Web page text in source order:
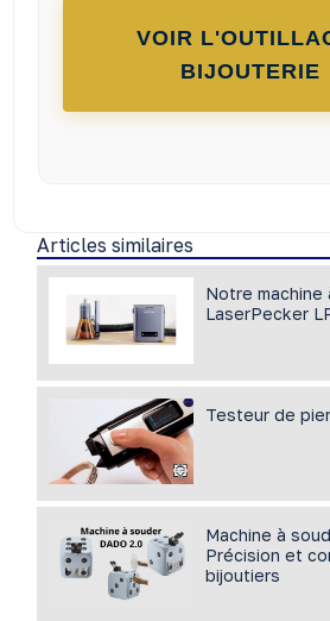
VOIR
BIJOUTERIE
Articles similaires
Notre machine
LaserPecker
Testeur de
Machine à
Précision et
bijoutiers